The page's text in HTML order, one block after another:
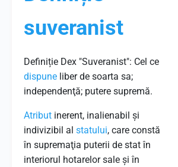
suveranist
Definiție Dex "Suveranist": Cel ce
dispune liber de soarta sa;
independenţă; putere supremă.
Atribut inerent, inalienabil şi
indivizibil al statului, care constă
în supremaţia puterii de stat în
interiorul hotarelor sale şi în